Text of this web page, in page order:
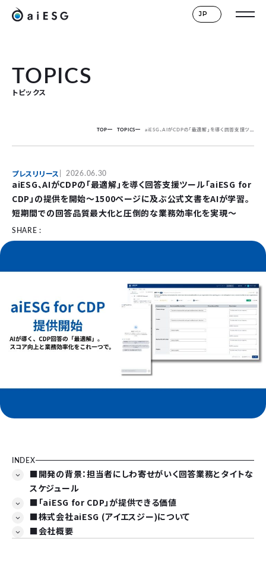
JP
TOPICS
トピックス
TOP TOPICS aiESG、AIがCDPの「最適解」を導く回答支援ツール「aiESG for CDP」の提供を開始〜1500ページに及ぶ公式文書をAIが学習。短期間での回答品質最大化と圧倒的な業務効率化を実現〜
プレスリリース 2026.06.30
aiESG、AIがCDPの「最適解」を導く回答支援ツール「aiESG for
CDP」の提供を開始〜1500ページに及ぶ公式文書をAIが学習。
短期間での回答品質最大化と圧倒的な業務効率化を実現〜
SHARE :
INDEX
■開発の背景：担当者にしわ寄せがいく回答業務とタイトな
スケジュール
■「aiESG for CDP」が提供できる価値
■株式会社aiESG (アイエスジー)について
■会社概要